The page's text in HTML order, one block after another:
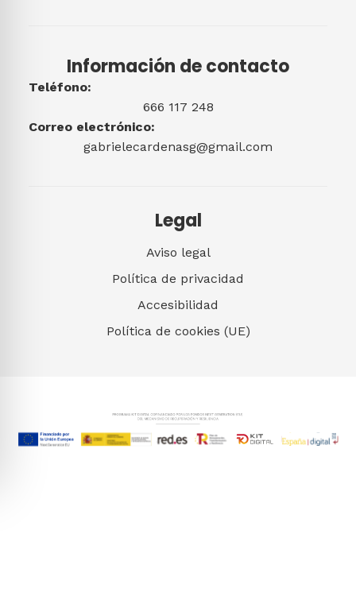
Información de contacto
Teléfono:
666 117 248
Correo electrónico:
gabrielecardenasg@gmail.com
Legal
Aviso legal
Política de privacidad
Accesibilidad
Política de cookies (UE)